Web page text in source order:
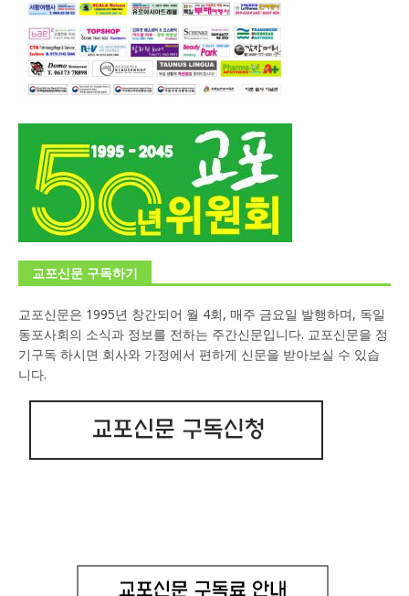
교포신문 구독하기
교포신문은 1995년 창간되어 월 4회, 매주 금요일 발행하며, 독일
동포사회의 소식과 정보를 전하는 주간신문입니다. 교포신문을 정
기구독 하시면 회사와 가정에서 편하게 신문을 받아보실 수 있습
니다.